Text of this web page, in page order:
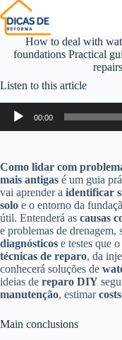
How to deal with
foundations Practical
Listen to this article
Audio
Player
00:00
Como lidar com
mais antigas é um guia
vai aprender a identificar
solo e o entorno da
útil. Entenderá as causas
e problemas de drenagem,
diagnósticos e testes que
técnicas de reparo, da
conhecerá soluções de
ideias de reparo DIY
manutenção, estimarcosts
Main conclusions